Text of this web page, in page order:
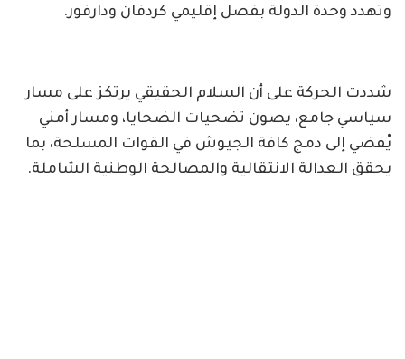
وتهدد وحدة الدولة بفصل إقليمي كردفان ودارفور.
شددت الحركة على أن السلام الحقيقي يرتكز على مسار
سياسي جامع، يصون تضحيات الضحايا، ومسار أمني
يُفضي إلى دمج كافة الجيوش في القوات المسلحة، بما
يحقق العدالة الانتقالية والمصالحة الوطنية الشاملة.